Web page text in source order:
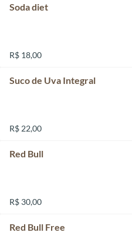
Soda diet
R$ 18,00
Suco de Uva Integral
R$ 22,00
Red Bull
R$ 30,00
Red Bull Free